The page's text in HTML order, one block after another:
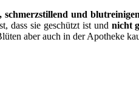
und
dass sie geschützt ist undnicht
aber auch in der Apotheke